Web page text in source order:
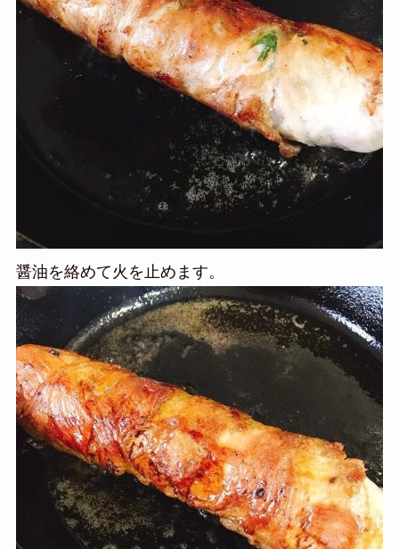
醤油を絡めて火を止めます。